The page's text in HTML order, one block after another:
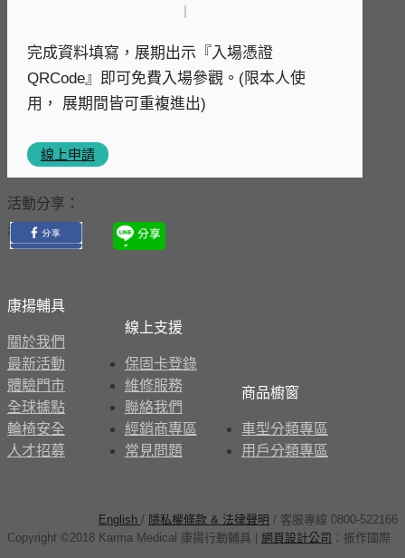
完成資料填寫，展期出示『入場憑證
QRCode』即可免費入場參觀。(限本人使
用， 展期間皆可重複進出)
線上申請
活動分享：
活動分享
康揚輔具
關於我們
最新活動
體驗門市
全球據點
輪椅安全
人才招募
線上支援
保固卡登錄
維修服務
聯絡我們
經銷商專區
常見問題
商品櫥窗
車型分類專區
用戶分類專區
English / 隱私權條款 & 法律聲明 / 客服專線 0800-522166
Copyright ©2018 Karma Medical 康揚行動輔具
網頁設計公司 ： 振作國際